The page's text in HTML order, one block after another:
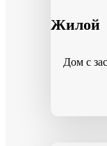
Жилой
Дом с